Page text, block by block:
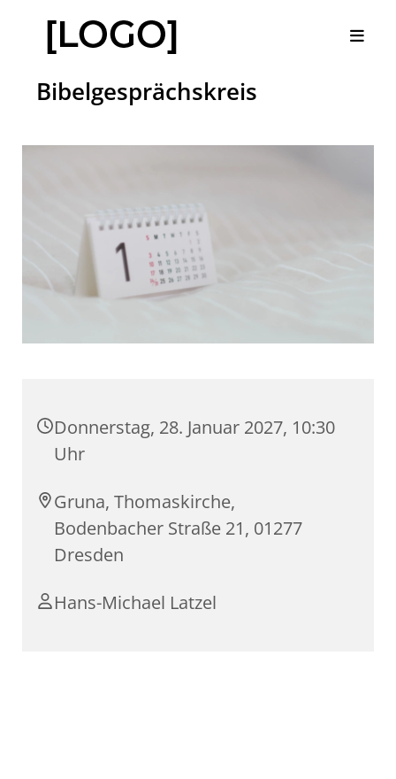
Bibelgesprächskreis
Donnerstag, 28. Januar 2027, 10:30
Uhr
Gruna, Thomaskirche,
Bodenbacher Straße 21, 01277
Dresden
Hans-Michael Latzel